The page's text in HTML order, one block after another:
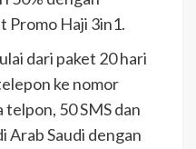
Promo Haji 3in1.
dari paket 20 hari
ke nomor
50 SMS dan
Arab Saudi dengan